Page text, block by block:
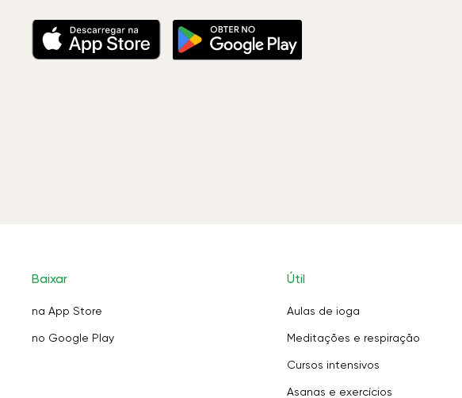
Baixar
na App Store
no Google Play
Útil
Aulas de ioga
Meditações e respiração
Cursos intensivos
Asanas e exercícios